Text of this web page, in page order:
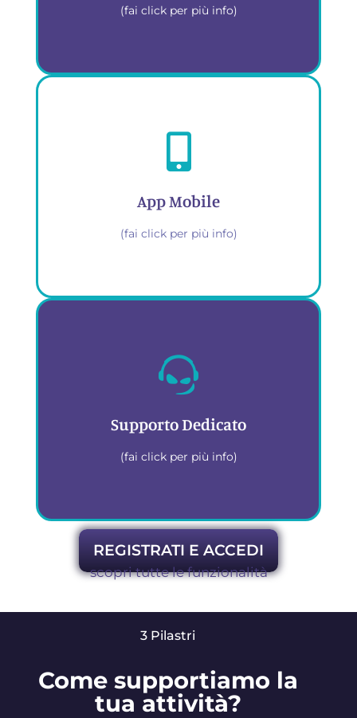
(fai click per più info)
Calcoli automatici di tasse e
contributi per regime
forfettario
App Mobile
(fai click per più info)
Gestisci la tua contabilità
ovunque tu sia, da qualsiasi
dispositivo
Supporto Dedicato
(fai click per più info)
Team di esperti sempre
disponibile per supportarti
REGISTRATI E ACCEDI
scopri tutte le funzionalità
3 Pilastri
Come supportiamo la
tua attività?